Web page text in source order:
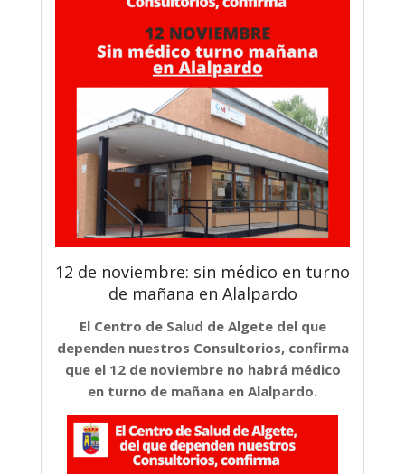
12 de noviembre: sin médico en turno
de mañana en Alalpardo
El Centro de Salud de Algete del que
dependen nuestros Consultorios, confirma
que el 12 de noviembre no habrá médico
en turno de mañana en Alalpardo.